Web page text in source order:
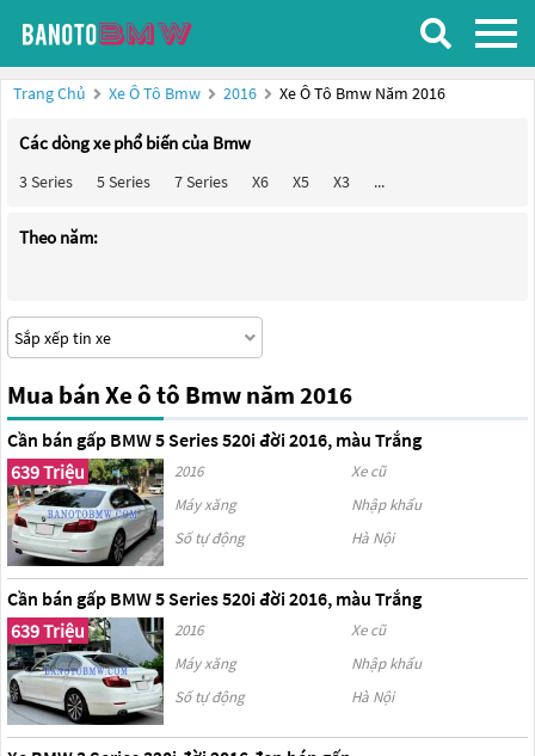
Trang Chủ Xe Ô Tô Bmw 2016 Xe Ô Tô Bmw Năm 2016
Các dòng xe phổ biến của Bmw
3 Series 5 Series 7 Series X6 X5 X3 ...
Theo năm:
Mua bán Xe ô tô Bmw năm 2016
Cần bán gấp BMW 5 Series 520i đời 2016, màu Trắng
639 Triệu
2016
Xe cũ
Máy xăng
Nhập khẩu
Số tự động
Hà Nội
Cần bán gấp BMW 5 Series 520i đời 2016, màu Trắng
639 Triệu
2016
Xe cũ
Máy xăng
Nhập khẩu
Số tự động
Hà Nội